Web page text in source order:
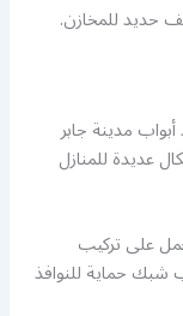
حديد للمخازن.
مدينة جابر
عديدة للمنازل
على تركيب
شبك حماية للنوافذ